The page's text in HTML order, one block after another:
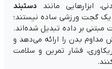
ابزارهایی مانند دستبند
یک گجت ورزشی ساده نیستند؛
بر داده تبدیل شده‌اند.
بدن را ارائه می‌دهد و
فشار تمرین و سلامت